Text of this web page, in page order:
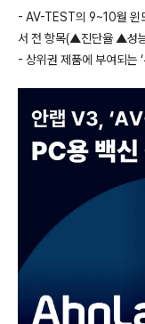
- AV-TEST의 9~10월 윈
서 전 항목(▲진단율 ▲성
- 상위권 제품에 부여되는